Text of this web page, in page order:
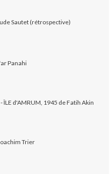
Sautet (rétrospective)
Panahi
ÎLE d'AMRUM, 1945 de Fatih Akin
Trier